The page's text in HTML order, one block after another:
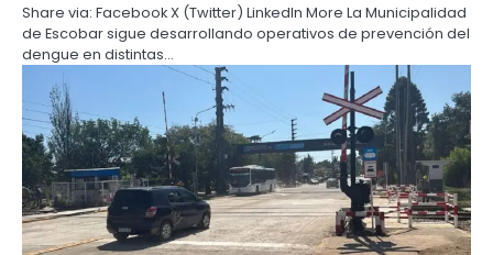
Share via: Facebook X (Twitter) LinkedIn More La Municipalidad
de Escobar sigue desarrollando operativos de prevención del
dengue en distintas…